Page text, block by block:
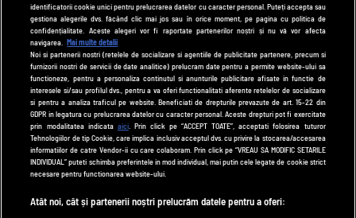
useit.ro
zutv.ro
Trends AntenaPLAY
AntenaPLAY
UTILE
Cod deontologic
Termeni și condiții
Politica de cookies
identificatorii cookie unici pentru prelucrarea datelor cu caracter personal. Puteți accepta sau
gestiona alegerile dvs. făcând clic mai jos sau în orice moment, pe pagina cu politica de
confidențialitate. Aceste alegeri vor fi raportate partenerilor noștri și nu vă vor afecta
navigarea.
Mai multe detalii
Noi si partenerii nostri (retelele de socializare si agentiile de publicitate partenere, precum si
furnizorii nostri de servicii de date analitice) prelucram date pentru a permite website-ului sa
functioneze, pentru a personaliza continutul si anunturile publicitare afisate in functie de
interesele si/sau profilul dvs., pentru a va oferi functionalitati aferente retelelor de socializare
si pentru a analiza traficul pe website. Beneficiati de drepturile prevazute de art. 15-22 din
GDPR in legatura cu prelucrarea datelor cu caracter personal. Aceste drepturi pot fi exercitate
prin modalitatea indicata aici. Prin click pe “ACCEPT TOATE”, acceptati folosirea tuturor
Tehnologiilor de tip Cookie, care implica inclusiv acceptul dvs. cu privire la stocarea/accesarea
informatiilor de catre Vendor-ii cu care colaboram. Prin click pe “VREAU SA MODIFIC SETARILE
INDIVIDUAL” puteti schimba preferintele in mod individual, mai putin cele legate de cookie strict
necesare pentru functionarea website-ului.
Atât noi, cât și partenerii noștri prelucrăm datele pentru a oferi: